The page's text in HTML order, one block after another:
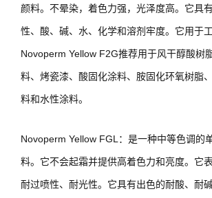
颜料。不晕染，着色力强，光泽度高。它具
性、酸、碱、水、化学和溶剂牢度。它用于工
Novoperm Yellow F2G推荐用于风干醇酸树
料、烤瓷漆、酸固化涂料、胺固化环氧树脂
料和水性涂料。
Novoperm Yellow FGL：是一种中等色调的
料。它不会起霜并提供高着色力和亮度。它
耐过喷性、耐光性。它具有出色的耐酸、耐